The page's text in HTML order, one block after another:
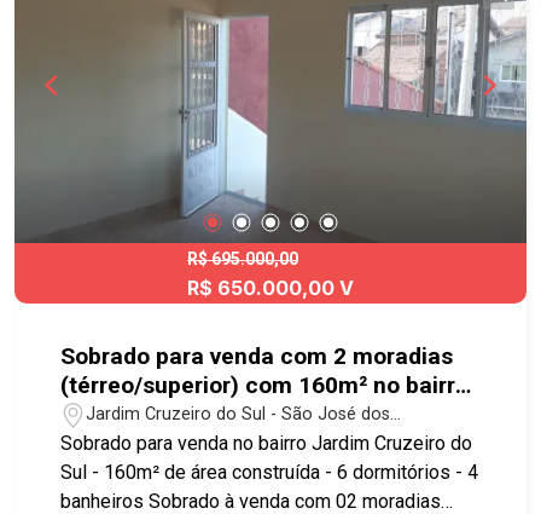
R$ 695.000,00
R$ 650.000,00 V
Sobrado para venda com 2 moradias
(térreo/superior) com 160m² no bairro
Jardim Cruzeiro do Sul
Jardim Cruzeiro do Sul - São José dos
Campos/SP
Sobrado para venda no bairro Jardim Cruzeiro do
Sul - 160m² de área construída - 6 dormitórios - 4
banheiros Sobrado à venda com 02 moradias